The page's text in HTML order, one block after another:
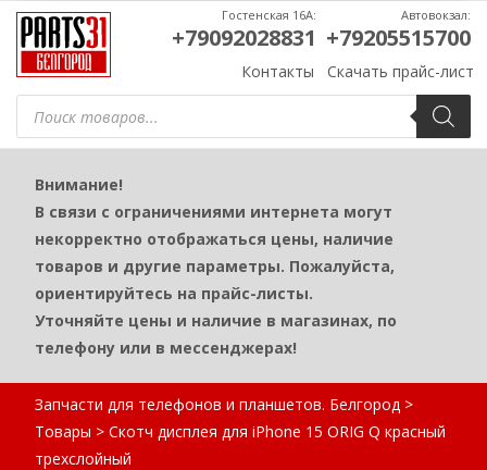
Поиск
товаров
Контакты Скачать прайс-лист
Гостенская 16А:
+79092028831
Автовокзал:
+79205515700
Внимание!
В связи с ограничениями интернета могут
некорректно отображаться цены, наличие
товаров и другие параметры. Пожалуйста,
ориентируйтесь на прайс-листы.
Уточняйте цены и наличие в магазинах, по
телефону или в мессенджерах!
Запчасти для телефонов и планшетов. Белгород >
Товары > Скотч дисплея для iPhone 15 ORIG Q красный
трехслойный